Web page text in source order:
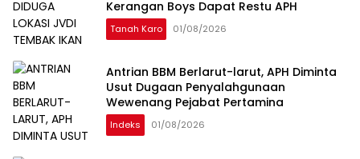
Kerangan Boys Dapat Restu APH
Tanah Karo 01/08/2026
Antrian BBM Berlarut-larut, APH Diminta
Usut Dugaan Penyalahgunaan
Wewenang Pejabat Pertamina
Indeks 01/08/2026